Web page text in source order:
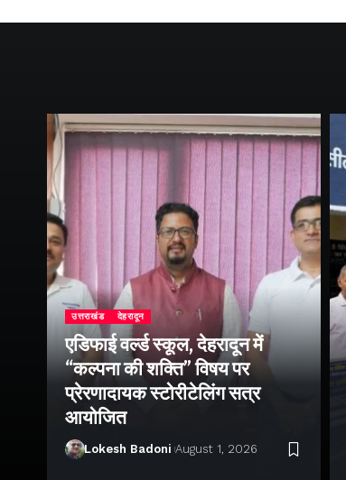
उत्तराखंड देहरादून
एडिफाई वर्ल्ड स्कूल, देहरादून में
“कल्पना की शक्ति” विषय पर
प्रेरणादायक स्टोरीटेलिंग सत्र
आयोजित
Lokesh Badoni August 1, 2026